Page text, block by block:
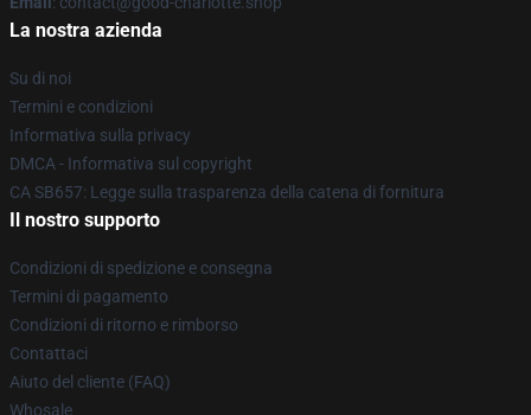
La nostra azienda
Su di noi
Termini e condizioni
Informativa sulla privacy
DMCA - Informativa sul copyright
CA SB657: Legge sulla trasparenza della catena di fornitura
Il nostro supporto
Condizioni di spedizione e consegna
Termini di pagamento
Condizioni di ritorno e rimborso
Contattaci
Aiuto del cliente (FAQ)
Whosale